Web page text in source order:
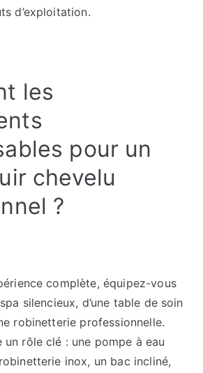
d’exploitation.
les
pour un
chevelu
?
complète, équipez-vous
silencieux, d’une table de soin
robinetterie professionnelle.
un rôle clé : une pompe à eau
inox, un bac incliné,